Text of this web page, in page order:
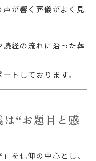
声が響く葬儀がよく見
経の流れに沿った葬
トしております。
“お題目と感
を信仰の中心とし、